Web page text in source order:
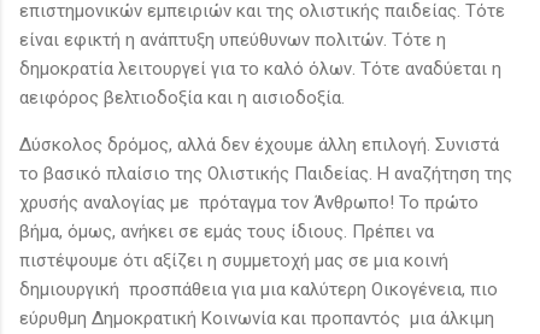
επιστημονικών εμπειριών και της ολιστικής παιδείας. Τότε
είναι εφικτή η ανάπτυξη υπεύθυνων πολιτών. Τότε η
δημοκρατία λειτουργεί για το καλό όλων. Τότε αναδύεται η
αειφόρος βελτιοδοξία και η αισιοδοξία.
Δύσκολος δρόμος, αλλά δεν έχουμε άλλη επιλογή. Συνιστά
το βασικό πλαίσιο της Ολιστικής Παιδείας. Η αναζήτηση της
χρυσής αναλογίας με πρόταγμα τον Άνθρωπο! Το πρώτο
βήμα, όμως, ανήκει σε εμάς τους ίδιους. Πρέπει να
πιστέψουμε ότι αξίζει η συμμετοχή μας σε μια κοινή
δημιουργική προσπάθεια για μια καλύτερη Οικογένεια, πιο
εύρυθμη Δημοκρατική Κοινωνία και προπαντός μια άλκιμη